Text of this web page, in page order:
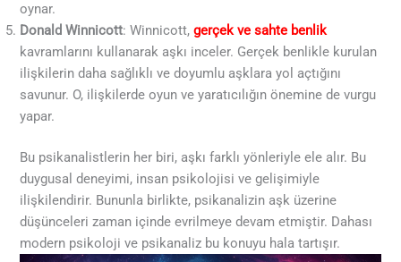
oynar.
Donald Winnicott: Winnicott,gerçek ve sahte benlik
kavramlarını kullanarak aşkı inceler. Gerçek benlikle kurulan
ilişkilerin daha sağlıklı ve doyumlu aşklara yol açtığını
savunur. O, ilişkilerde oyun ve yaratıcılığın önemine de vurgu
yapar.
Bu psikanalistlerin her biri, aşkı farklı yönleriyle ele alır. Bu
duygusal deneyimi, insan psikolojisi ve gelişimiyle
ilişkilendirir. Bununla birlikte, psikanalizin aşk üzerine
düşünceleri zaman içinde evrilmeye devam etmiştir. Dahası
modern psikoloji ve psikanaliz bu konuyu hala tartışır.